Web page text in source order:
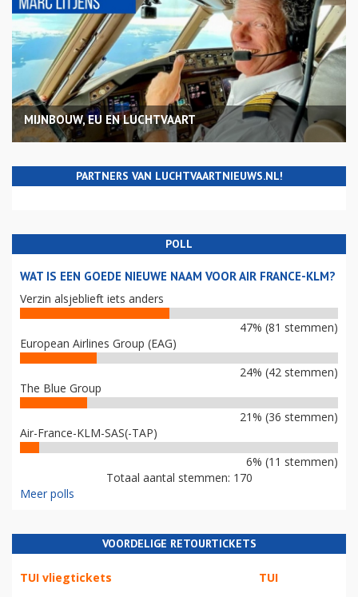
MIJNBOUW, EU EN LUCHTVAART
PARTNERS VAN LUCHTVAARTNIEUWS.NL!
POLL
WAT IS EEN GOEDE NIEUWE NAAM VOOR AIR FRANCE-KLM?
Verzin alsjeblieft iets anders
47% (81 stemmen)
European Airlines Group (EAG)
24% (42 stemmen)
The Blue Group
21% (36 stemmen)
Air-France-KLM-SAS(-TAP)
6% (11 stemmen)
Totaal aantal stemmen: 170
Meer polls
VOORDELIGE RETOURTICKETS
TUI vliegtickets TUI